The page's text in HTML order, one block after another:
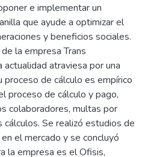
e implementar un
que ayude a optimizar el
y beneficios sociales.
la empresa Trans
actualidad atraviesa por una
de cálculo es empírico
proceso de cálculo y pago,
colaboradores, multas por
Se realizó estudios de
el mercado y se concluyó
la empresa es el Ofisis,